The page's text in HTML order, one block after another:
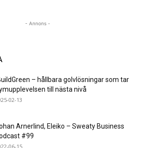
- Annons -
– hållbara golvlösningar som tar
till nästa nivå
02-13
Arnerlind, Eleiko – Sweaty Business
#99
06-15